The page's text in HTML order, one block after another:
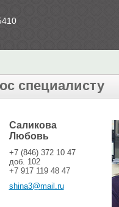
специалисту
Саликова
Любовь
+7 (846) 372 10 47
доб. 102
+7 917 119 48 47
shina3@mail.ru